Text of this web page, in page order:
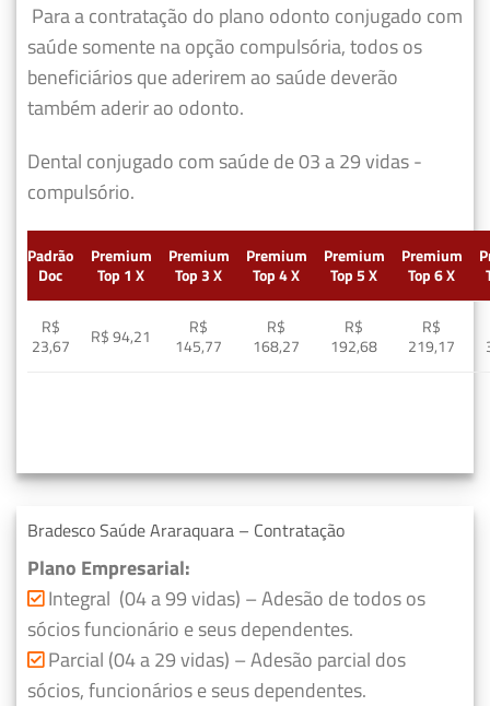
Para a contratação do plano odonto conjugado com
saúde somente na opção compulsória, todos os
beneficiários que aderirem ao saúde deverão
também aderir ao odonto.
Dental conjugado com saúde de 03 a 29 vidas -
compulsório.
Padrão
Doc
Premium
Top 1 X
Premium
Top 3 X
Premium
Top 4 X
Premium
Top 5 X
Premium
Top 6 X
R$
23,67
R$ 94,21
R$
145,77
R$
168,27
R$
192,68
R$
219,17
Bradesco Saúde Araraquara – Contratação
Plano Empresarial:
Integral (04 a 99 vidas) – Adesão de todos os
sócios funcionário e seus dependentes.
Parcial (04 a 29 vidas) – Adesão parcial dos
sócios, funcionários e seus dependentes.